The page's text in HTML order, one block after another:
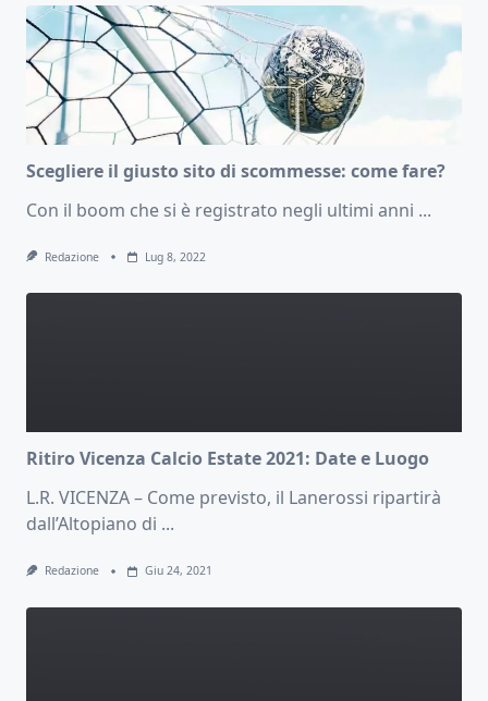
Scegliere il giusto sito di scommesse: come fare?
Con il boom che si è registrato negli ultimi anni ...
Redazione Lug 8, 2022
Ritiro Vicenza Calcio Estate 2021: Date e Luogo
L.R. VICENZA – Come previsto, il Lanerossi ripartirà
dall’Altopiano di ...
Redazione Giu 24, 2021